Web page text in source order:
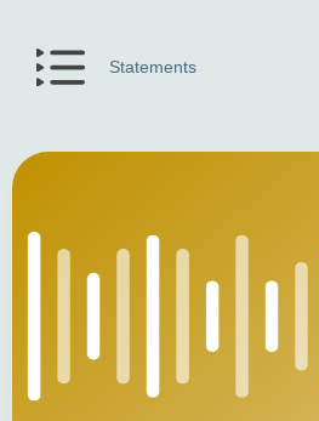
Statements